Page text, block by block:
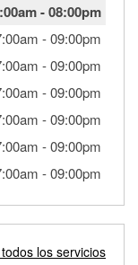
-08:00pm
-09:00pm
-09:00pm
-09:00pm
-09:00pm
-09:00pm
-09:00pm
los servicios